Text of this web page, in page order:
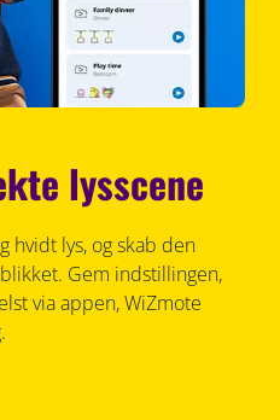
lysscene
hvidt lys, og skab den
Gem indstillingen,
via appen, WiZmote